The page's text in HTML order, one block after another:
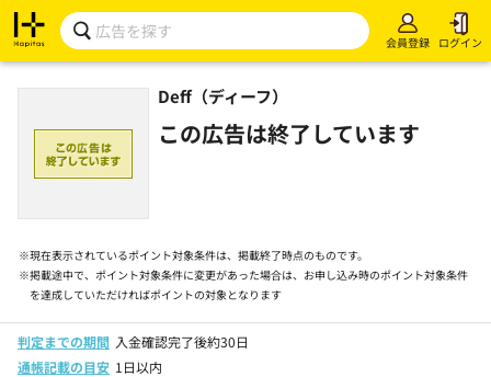
会員登録 ログイン
Deff（ディーフ）
この広告は終了しています
※現在表示されているポイント対象条件は、掲載終了時点のものです。
※掲載途中で、ポイント対象条件に変更があった場合は、お申し込み時のポイント対象条件
を達成していただければポイントの対象となります
判定までの期間 入金確認完了後約30日
通帳記載の目安 1日以内